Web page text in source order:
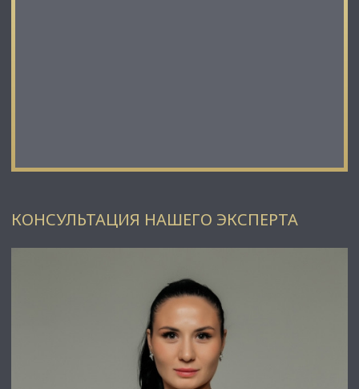
КОНСУЛЬТАЦИЯ НАШЕГО ЭКСПЕРТА
позвоните ☎, и мы обязательно подберем нужный объект
⭐ Добавьте объявление в Избранное, чтобы не потерять!
Недвижимость Северо-Запада.